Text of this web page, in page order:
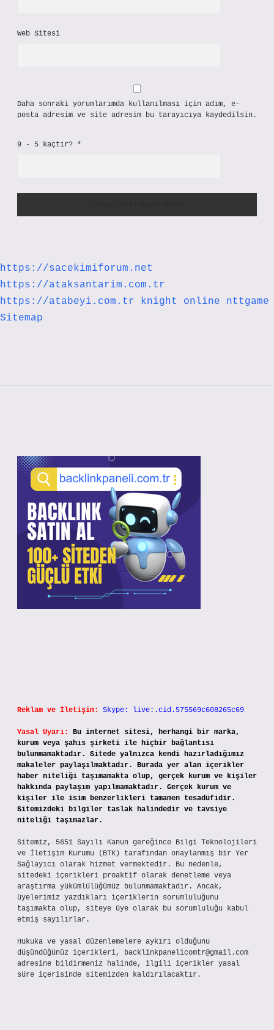
Web Sitesi
Daha sonraki yorumlarımda kullanılması için adım, e-
posta adresim ve site adresim bu tarayıcıya kaydedilsin.
9 - 5 kaçtır? *
https://sacekimiforum.net
https://ataksantarim.com.tr
https://atabeyi.com.tr
knight online
nttgame
Sitemap
Reklam ve İletişim: Skype: live:.cid.575569c608265c69
Yasal Uyarı:
Bu internet sitesi, herhangi bir marka,
kurum veya şahıs şirketi ile hiçbir bağlantısı
bulunmamaktadır. Sitede yalnızca kendi hazırladığımız
makaleler paylaşılmaktadır. Burada yer alan içerikler
haber niteliği taşımamakta olup, gerçek kurum ve kişiler
hakkında paylaşım yapılmamaktadır. Gerçek kurum ve
kişiler ile isim benzerlikleri tamamen tesadüfidir.
Sitemizdeki bilgiler taslak halindedir ve tavsiye
niteliği taşımazlar.
Sitemiz, 5651 Sayılı Kanun gereğince Bilgi Teknolojileri
ve İletişim Kurumu (BTK) tarafından onaylanmış bir Yer
Sağlayıcı olarak hizmet vermektedir. Bu nedenle,
sitedeki içerikleri proaktif olarak denetleme veya
araştırma yükümlülüğümüz bulunmamaktadır. Ancak,
üyelerimiz yazdıkları içeriklerin sorumluluğunu
taşımakta olup, siteye üye olarak bu sorumluluğu kabul
etmiş sayılırlar.
Hukuka ve yasal düzenlemelere aykırı olduğunu
düşündüğünüz içerikleri, backlinkpanelicomtr@gmail.com
adresine bildirmeniz halinde, ilgili içerikler yasal
süre içerisinde sitemizden kaldırılacaktır.